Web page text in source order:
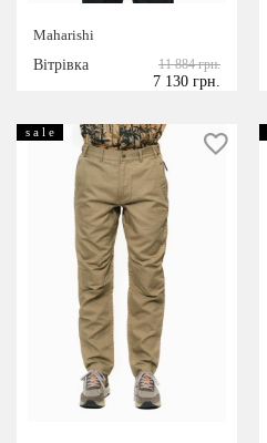
Maharishi
Вітрівка
11 884 грн.
7 130 грн.
s a l e